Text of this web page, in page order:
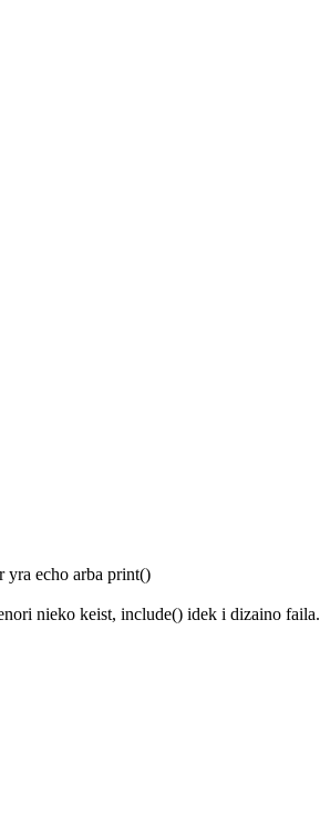
yra echo arba print()
nieko keist, include() idek i dizaino faila.